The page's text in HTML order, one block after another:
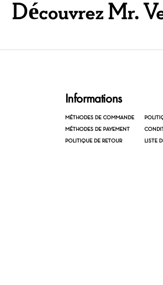
Découvrez Mr.
Informations
MÉTHODES DE COMMANDE
MÉTHODES DE PAYEMENT
POLITIQUE DE RETOUR LISTE